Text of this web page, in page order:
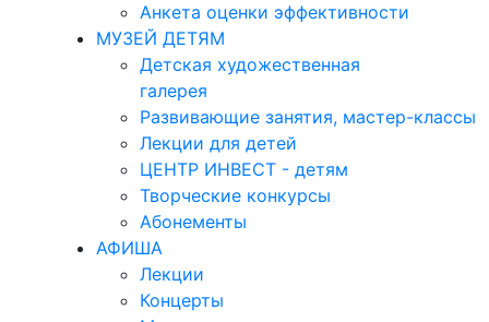
Анкета оценки эффективности
МУЗЕЙ ДЕТЯМ
Детская художественная
галерея
Развивающие занятия, мастер-классы
Лекции для детей
ЦЕНТР ИНВЕСТ - детям
Творческие конкурсы
Абонементы
АФИША
Лекции
Концерты